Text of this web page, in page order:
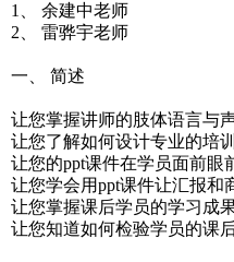
1、 余建中老师
2、 雷骅宇老师
一、 简述
让您掌握讲师的肢体语言与
让您了解如何设计专业的培
让您的ppt课件在学员面前眼
让您学会用ppt课件让汇报和
让您掌握课后学员的学习成
让您知道如何检验学员的课